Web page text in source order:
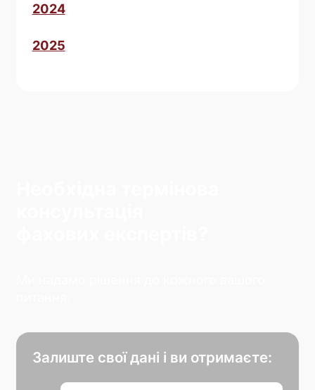
2024
2025
Залиште свої дані і ви отримаєте: